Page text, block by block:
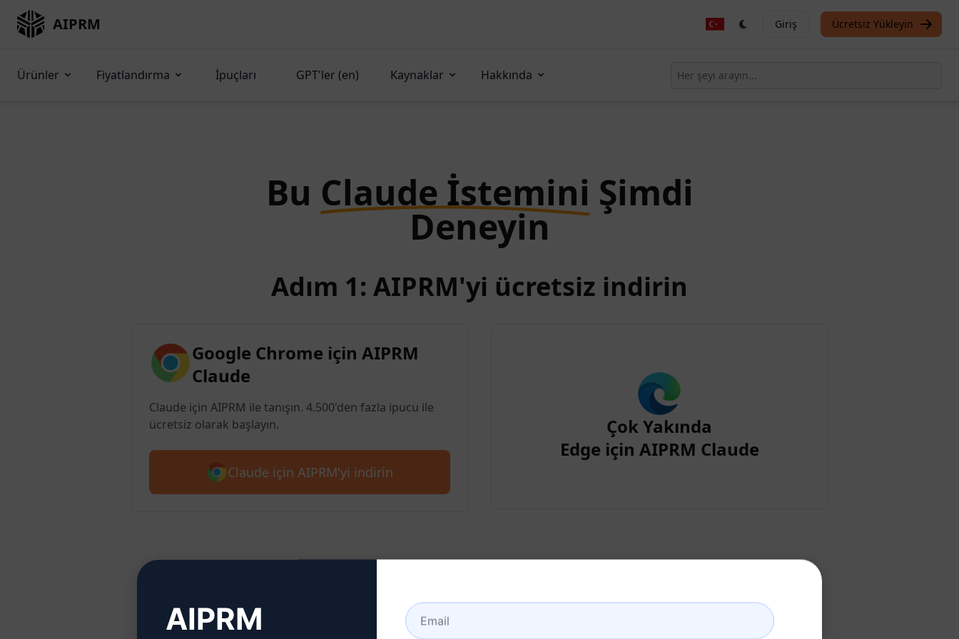
AIPRM Giriş Ücretsiz Yükleyin
Ürünler Fiyatlandırma İpuçları GPT'ler (en) Kaynaklar Hakkında
Bu Claude İstemini Şimdi
Deneyin
Adım 1: AIPRM'yi ücretsiz indirin
Google Chrome için AIPRM
Claude
Claude için AIPRM ile tanışın. 4.500'den fazla ipucu ile
ücretsiz olarak başlayın.
Claude için AIPRM'yi indirin
Çok Yakında
Edge için AIPRM Claude
Adım 2: Bir Claude Hesabı Oluşturun
AIPRM